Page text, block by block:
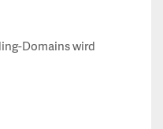
Domains wird